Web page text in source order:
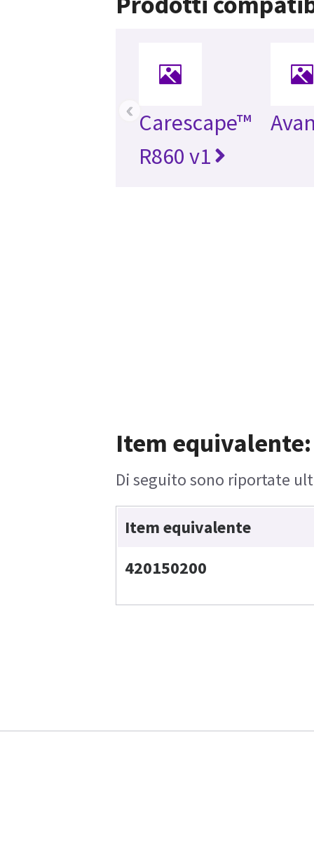
Carescape™
R860 v1
‹
Item equivalente:
Di seguito sono riportate
Item equivalente
420150200